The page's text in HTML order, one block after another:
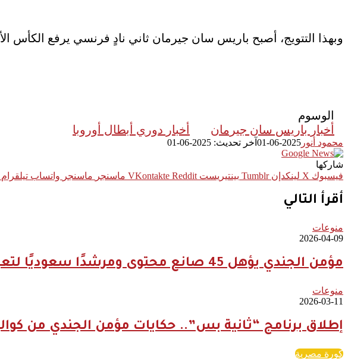
وبهذا التتويج، أصبح باريس سان جيرمان ثاني نادٍ فرنسي يرفع الكأس
الوسوم
أخبار باريس سان جيرمان
أخبار دوري أبطال أوروبا
محمود أنور 2025-06-01 آخر تحديث: 2025-06-01
شاركها
فيسبوك ‫X لينكدإن بينتيريست ماسنجر ماسنجر واتساب تيلقرام
أقرأ التالي
منوعات
2026-04-09
مؤمن الجندي يؤهل 45 صانع محتوى ومرشدًا سعوديًا لتعزيز الهوية السياحية الرقمية للمملكة
منوعات
2026-03-11
إطلاق برنامج “ثانية بس”.. حكايات مؤمن الجندي من
كورة مصرية